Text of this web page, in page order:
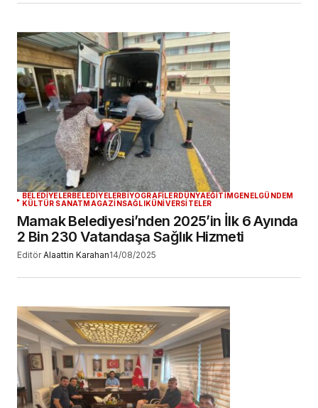
BELEDİYELERBELEDİYELERBİYOGRAFİLERDÜNYA EĞİTİM GENELGÜNDEM
KÜLTÜR SANAT MAGAZİN SAĞLIKÜNİVERSİTELER
Mamak Belediyesi’nden 2025’in İlk 6 Ayında
2 Bin 230 Vatandaşa Sağlık Hizmeti
Editör Alaattin Karahan14/08/2025